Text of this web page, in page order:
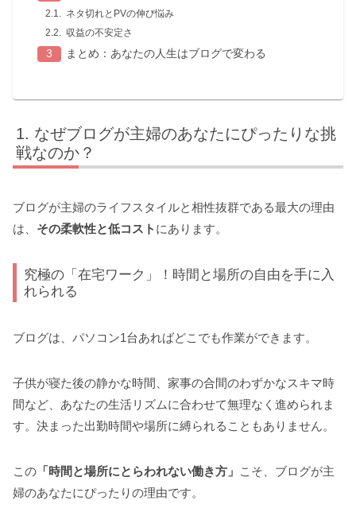
ネタ切れとPVの伸び悩み
収益の不安定さ
まとめ：あなたの人生はブログで変わる
なぜブログが主婦のあなたにぴったりな挑
戦なのか？
ブログが主婦のライフスタイルと相性抜群である最大の理由
は、 その柔軟性と低コスト にあります。
究極の「在宅ワーク」！時間と場所の自由を手に入
れられる
ブログは、パソコン1台あればどこでも作業ができます。
子供が寝た後の静かな時間、家事の合間のわずかなスキマ時
間など、あなたの生活リズムに合わせて無理なく進められま
す。決まった出勤時間や場所に縛られることもありません。
この 「時間と場所にとらわれない働き方」 こそ、ブログが主
婦のあなたにぴったりの理由です。